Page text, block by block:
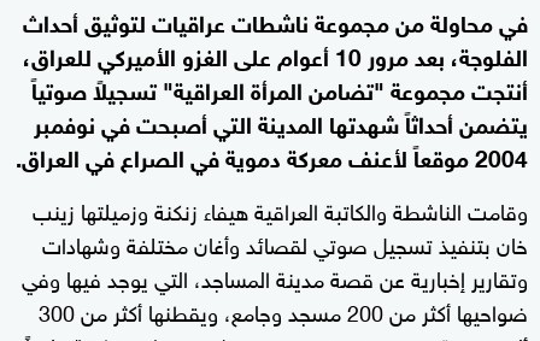
في محاولة من مجموعة ناشطات عراقيات لتوثيق أحداث
الفلوجة، بعد مرور 10 أعوام على الغزو الأميركي للعراق،
أنتجت مجموعة "تضامن المرأة العراقية" تسجيلاً صوتياً
يتضمن أحداثاً شهدتها المدينة التي أصبحت في نوفمبر
2004 موقعاً لأعنف معركة دموية في الصراع في العراق.
وقامت الناشطة والكاتبة العراقية هيفاء زنكنة وزميلتها زينب
خان بتنفيذ تسجيل صوتي لقصائد وأغان مختلفة وشهادات
وتقارير إخبارية عن قصة مدينة المساجد، التي يوجد فيها وفي
ضواحيها أكثر من 200 مسجد وجامع، ويقطنها أكثر من 300